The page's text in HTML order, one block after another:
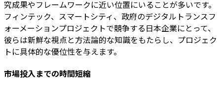
究成果やフレームワークに近い位置にいることが多いです。
フィンテック、スマートシティ、政府のデジタルトランスフ
ォーメーションプロジェクトで競争する日本企業にとって、
彼らは新鮮な視点と方法論的な知識をもたらし、プロジェク
トに具体的な優位性を与えます。
市場投入までの時間短縮